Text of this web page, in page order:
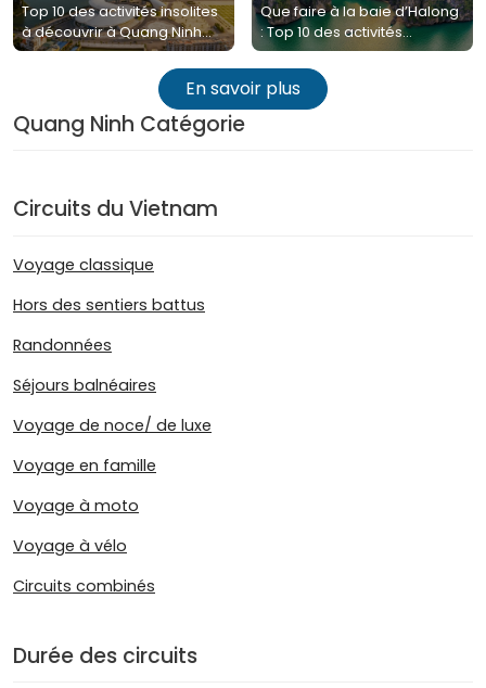
Top 10 des activités insolites
à découvrir à Quang Ninh
pendant le festival
Que faire à la baie d’Halong
: Top 10 des activités
immanquables en 2025
En savoir plus
Quang Ninh Catégorie
Circuits du Vietnam
Voyage classique
Hors des sentiers battus
Randonnées
Séjours balnéaires
Voyage de noce/ de luxe
Voyage en famille
Voyage à moto
Voyage à vélo
Circuits combinés
Durée des circuits